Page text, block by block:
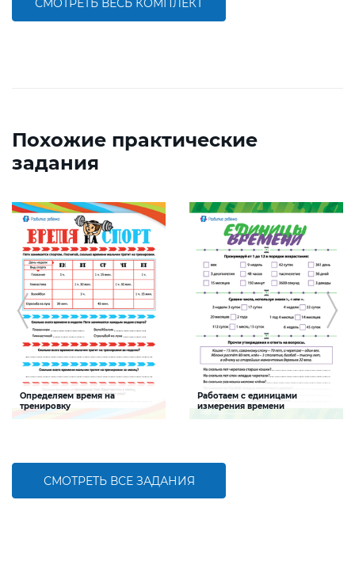
СМОТРЕТЬ ВЕСЬ КОМПЛЕКТ
Похожие практические
задания
Определяем время на
тренировку
Работаем с единицами
измерения времени
оперировать единицами измерения
СМОТРЕТЬ ВСЕ ЗАДАНИЯ